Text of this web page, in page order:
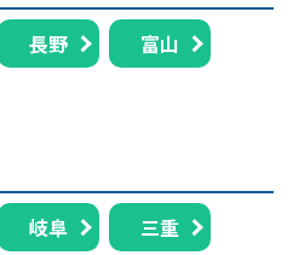
長野 富山
岐阜 三重